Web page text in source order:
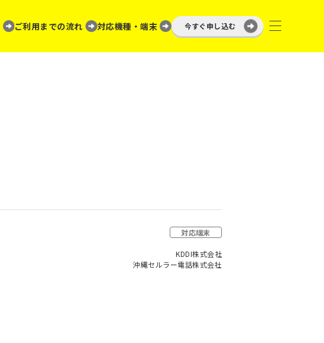
ご利用までの流れ 対応機種・端末 今すぐ申し込む
対応端末
KDDI株式会社
沖縄セルラー電話株式会社